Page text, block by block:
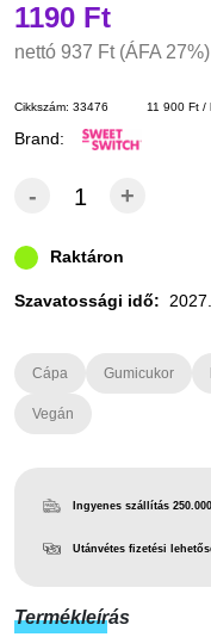
1190 Ft
nettó 937 Ft (ÁFA 27%)
Cikkszám: 33476 11 900 Ft /
Brand:
- +
Raktáron
Szavatossági idő:
Cápa Gumicukor
Vegán
Ingyenes szállítás
Utánvétes fizetési
Termékleírás